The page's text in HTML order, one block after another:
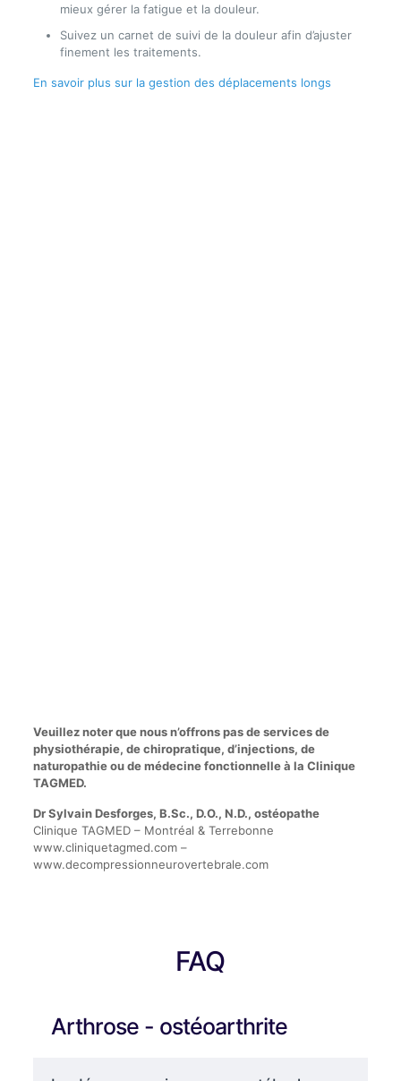
mieux gérer la fatigue et la douleur.
Suivez un carnet de suivi de la douleur afin d’ajuster
finement les traitements.
En savoir plus sur la gestion des déplacements longs
Veuillez noter que nous n’offrons pas de services de
physiothérapie, de chiropratique, d’injections, de
naturopathie ou de médecine fonctionnelle à la Clinique
TAGMED.
Dr Sylvain Desforges, B.Sc., D.O., N.D., ostéopathe
Clinique TAGMED – Montréal & Terrebonne
www.cliniquetagmed.com –
www.decompressionneurovertebrale.com
FAQ
Arthrose - ostéoarthrite